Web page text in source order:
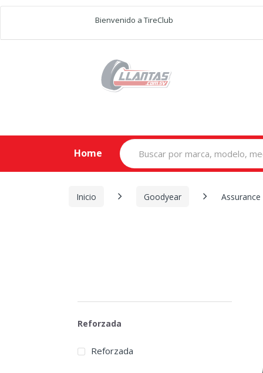
Bienvenido a TireClub
Home
Search
for:
Inicio Goodyear
Reforzada
Reforzada